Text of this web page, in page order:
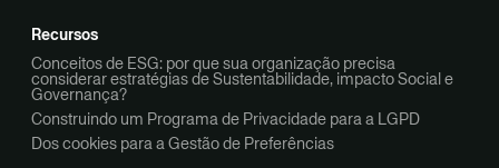
Recursos
Conceitos de ESG: por que sua organização precisa
considerar estratégias de Sustentabilidade, impacto Social e
Governança?
Construindo um Programa de Privacidade para a LGPD
Dos cookies para a Gestão de Preferências